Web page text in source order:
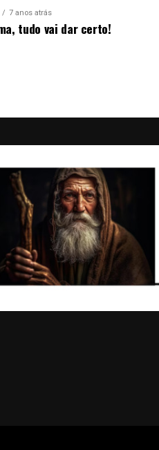
7 anos atrás
tudo vai dar certo!